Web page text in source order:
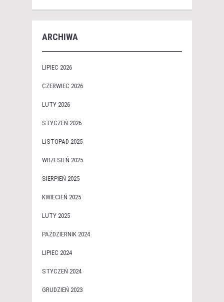
ARCHIWA
LIPIEC 2026
CZERWIEC 2026
LUTY 2026
STYCZEŃ 2026
LISTOPAD 2025
WRZESIEŃ 2025
SIERPIEŃ 2025
KWIECIEŃ 2025
LUTY 2025
PAŹDZIERNIK 2024
LIPIEC 2024
STYCZEŃ 2024
GRUDZIEŃ 2023